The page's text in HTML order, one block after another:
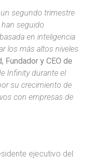
segundo trimestre
seguido
en inteligencia
los más altos niveles
Fundador y CEO de
Infinity durante el
su crecimiento de
con empresas de
ejecutivo del